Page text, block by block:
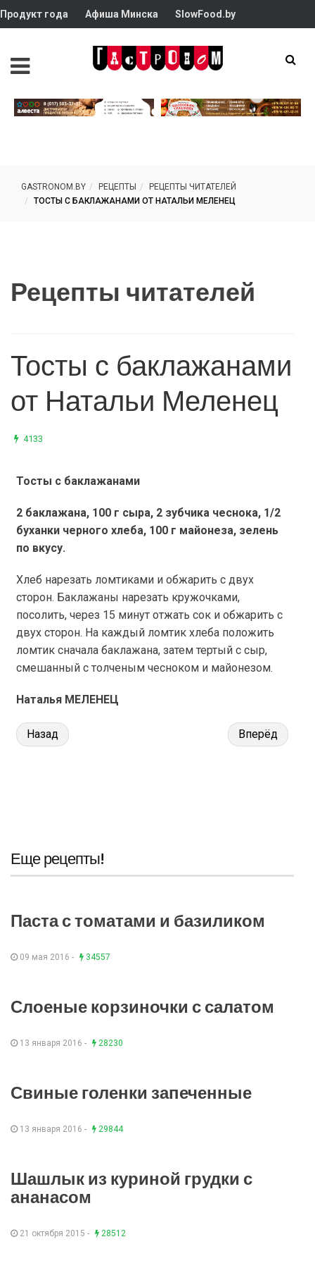
Продукт года Афиша Минска SlowFood.by
GASTRONOM.BY РЕЦЕПТЫ
РЕЦЕПТЫ ЧИТАТЕЛЕЙ
ТОСТЫ С БАКЛАЖАНАМИ ОТ НАТАЛЬИ МЕЛЕНЕЦ
Рецепты читателей
Тосты с баклажанами
от Натальи Меленец
4133
Тосты с баклажанами
2 баклажана, 100 г сыра, 2 зубчика чеснока, 1/2
буханки черного хлеба, 100 г майонеза, зелень
по вкусу.
Хлеб нарезать ломтиками и обжарить с двух
сторон. Баклажаны нарезать кружочками,
посолить, через 15 минут отжать сок и обжарить с
двух сторон. На каждый ломтик хлеба положить
ломтик сначала баклажана, затем тертый с сыр,
смешанный с толченым чесноком и майонезом.
Наталья МЕЛЕНЕЦ
Назад Вперёд
Еще рецепты!
Паста с томатами и базиликом
09 мая 2016 - 34557
Слоеные корзиночки с салатом
13 января 2016 - 28230
Свиные голенки запеченные
13 января 2016 - 29844
Шашлык из куриной грудки с
ананасом
21 октября 2015 - 28512